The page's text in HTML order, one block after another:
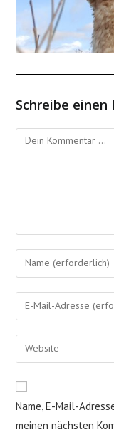
Schreibe
Kommentieren
Gib
deinen
Namen
oder
zum
Kommentieren
ein
Gib
deine
E-
Mail-
Kommentieren
ein
Gib
deine
URL
ein
(optional)
Name, E-Mail-
meinen nächsten